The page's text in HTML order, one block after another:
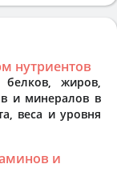
нутриентов
белков, жиров,
и минералов в
веса и уровня
и